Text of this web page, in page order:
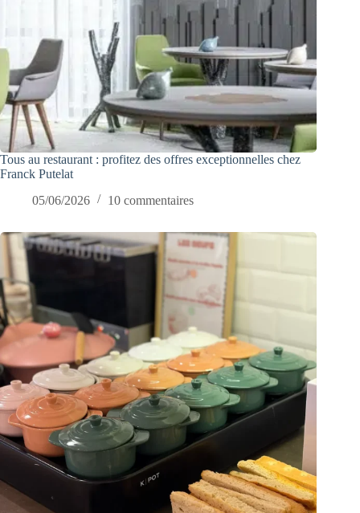
Tous au restaurant : profitez des offres exceptionnelles chez
Franck Putelat
05/06/2026
10 commentaires